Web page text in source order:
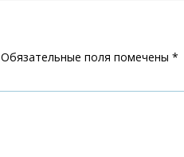
Обязательные поля помечены *